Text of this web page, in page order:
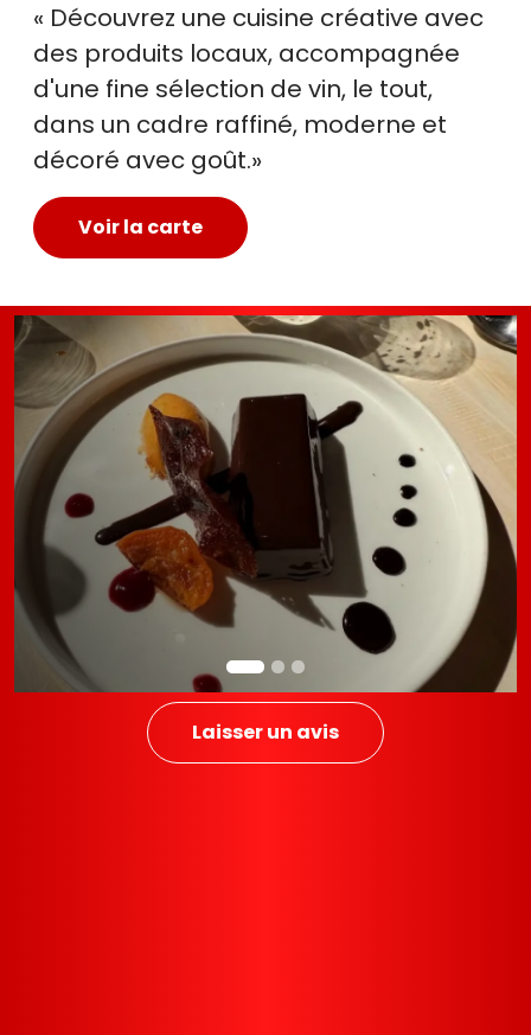
« Découvrez une cuisine créative avec
des produits locaux, accompagnée
d'une fine sélection de vin, le tout,
dans un cadre raffiné, moderne et
décoré avec goût.»
Voir la carte